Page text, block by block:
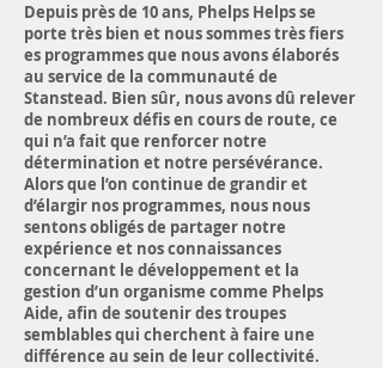
Depuis près de 10 ans, Phelps Helps se
porte très bien et nous sommes très fiers
es programmes que nous avons élaborés
au service de la communauté de
Stanstead. Bien sûr, nous avons dû relever
de nombreux défis en cours de route, ce
qui n’a fait que renforcer notre
détermination et notre persévérance.
Alors que l’on continue de grandir et
d’élargir nos programmes, nous nous
sentons obligés de partager notre
expérience et nos connaissances
concernant le développement et la
gestion d’un organisme comme Phelps
Aide, afin de soutenir des troupes
semblables qui cherchent à faire une
différence au sein de leur collectivité.